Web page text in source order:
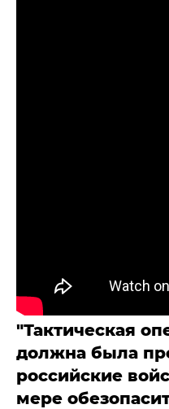
"Тактическая
должна была
российские
мере